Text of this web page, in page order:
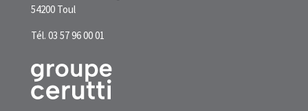
54200 Toul
Tél. 03 57 96 00 01